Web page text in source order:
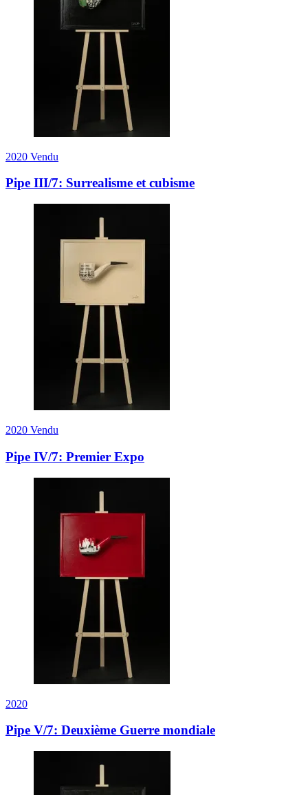
2020 Vendu
Pipe III/7: Surrealisme et cubisme
2020 Vendu
Pipe IV/7: Premier Expo
2020
Pipe V/7: Deuxième Guerre mondiale